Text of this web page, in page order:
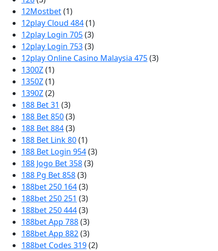
12Mostbet(1)
12play Cloud 484(1)
12play Login 705(3)
12play Login 753(3)
12play Online Casino Malaysia 475(3)
1300Z(1)
1350Z(1)
1390Z(2)
188 Bet 31 (3)
188 Bet 850(3)
188 Bet 884(3)
188 Bet Link 80(1)
188 Bet Login 954(3)
188 Jogo Bet 358(3)
188 Pg Bet 858(3)
188bet 250 164(3)
188bet 250 251 (3)
188bet 250 444(3)
188bet App 788(3)
188bet App 882(3)
188bet Codes 319(2)